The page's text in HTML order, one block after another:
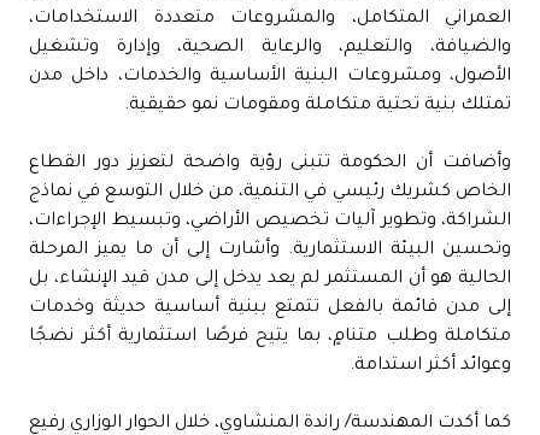
العمراني المتكامل، والمشروعات متعددة الاستخدامات،
والضيافة، والتعليم، والرعاية الصحية، وإدارة وتشغيل
الأصول، ومشروعات البنية الأساسية والخدمات، داخل مدن
تمتلك بنية تحتية متكاملة ومقومات نمو حقيقية.
وأضافت أن الحكومة تتبنى رؤية واضحة لتعزيز دور القطاع
الخاص كشريك رئيسي في التنمية، من خلال التوسع في نماذج
الشراكة، وتطوير آليات تخصيص الأراضي، وتبسيط الإجراءات،
وتحسين البيئة الاستثمارية. وأشارت إلى أن ما يميز المرحلة
الحالية هو أن المستثمر لم يعد يدخل إلى مدن قيد الإنشاء، بل
إلى مدن قائمة بالفعل تتمتع ببنية أساسية حديثة وخدمات
متكاملة وطلب متنامٍ، بما يتيح فرصًا استثمارية أكثر نضجًا
وعوائد أكثر استدامة.
كما أكدت المهندسة/ راندة المنشاوي، خلال الحوار الوزاري رفيع